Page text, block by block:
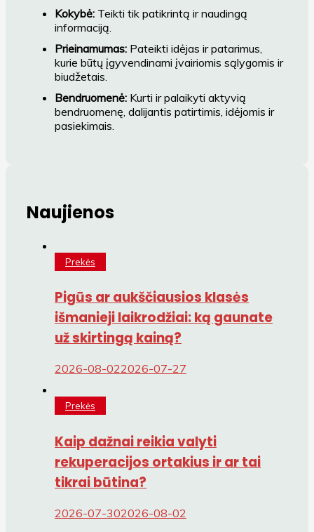
Kokybė: Teikti tik patikrintą ir naudingą
informaciją.
Prieinamumas: Pateikti idėjas ir patarimus,
kurie būtų įgyvendinami įvairiomis sąlygomis ir
biudžetais.
Bendruomenė: Kurti ir palaikyti aktyvią
bendruomenę, dalijantis patirtimis, idėjomis ir
pasiekimais.
Naujienos
Prekės
Pigūs ar aukščiausios klasės
išmanieji laikrodžiai: ką gaunate
už skirtingą kainą?
2026-08-022026-07-27
Prekės
Kaip dažnai reikia valyti
rekuperacijos ortakius ir ar tai
tikrai būtina?
2026-07-302026-08-02